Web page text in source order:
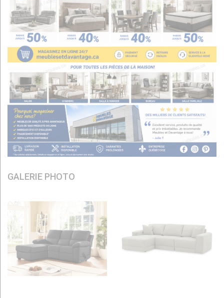
GALERIE PHOTO